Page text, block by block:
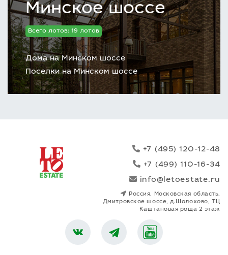
Минское шоссе
Всего лотов: 19 лотов
Дома на Минском шоссе
Поселки на Минском шоссе
+7 (495) 120-12-48
+7 (499) 110-16-34
info@letoestate.ru
Россия, Московская область,
Дмитровское шоссе, д.Шолохово, ТЦ
Каштановая роща 2 этаж